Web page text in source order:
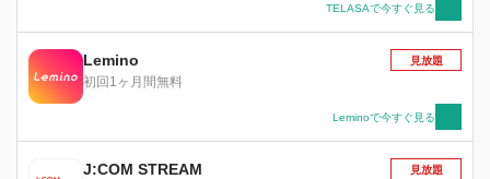
TELASAで今すぐ見る
Lemino
初回1ヶ月間無料
見放題
Leminoで今すぐ見る
J:COM STREAM 見放題